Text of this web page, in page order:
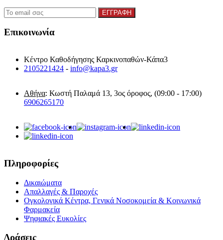
Επικοινωνία
Κέντρο Καθοδήγησης Καρκινοπαθών-Κάπα3
2105221424 - info@kapa3.gr
Αθήνα: Κωστή Παλαμά 13, 3ος όροφος, (09:00 - 17:00)
6906265170
Πληροφορίες
Δικαιώματα
Απαλλαγές & Παροχές
Ογκολογικά Κέντρα, Γενικά Νοσοκομεία & Κοινωνικά
Φαρμακεία
Ψηφιακές Ευκολίες
Δράσεις